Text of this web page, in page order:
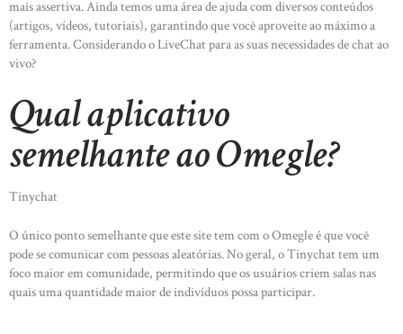
mais assertiva. Ainda temos uma área de ajuda com diversos conteúdos
(artigos, vídeos, tutoriais), garantindo que você aproveite ao máximo a
ferramenta. Considerando o LiveChat para as suas necessidades de chat ao
vivo?
Qual aplicativo
semelhante ao Omegle?
Tinychat
O único ponto semelhante que este site tem com o Omegle é que você
pode se comunicar com pessoas aleatórias. No geral, o Tinychat tem um
foco maior em comunidade, permitindo que os usuários criem salas nas
quais uma quantidade maior de indivíduos possa participar.